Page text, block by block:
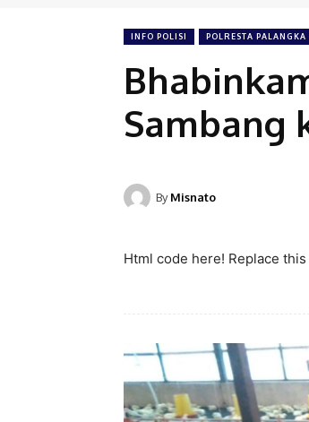
INFO POLISI POLRESTA PALANGKA
Sambang
By Misnato
Html code here! Replace